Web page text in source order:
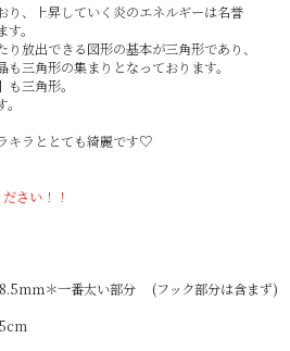
り、上昇していく炎のエネルギーは名誉
。
放出できる図形の基本が三角形であり、
三角形の集まりとなっております。
三角形。
キラととても綺麗です♡
さい！！
ｍ＊一番太い部分 (フック部分は含まず)